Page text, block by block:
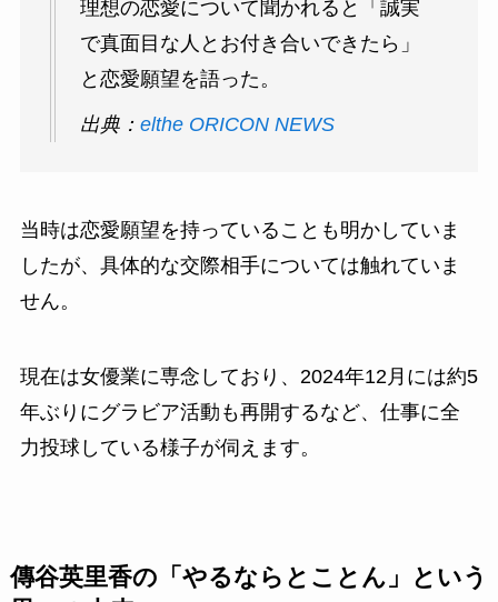
理想の恋愛について聞かれると「誠実
で真面目な人とお付き合いできたら」
と恋愛願望を語った。
出典： elthe ORICON NEWS
当時は恋愛願望を持っていることも明かしていま
したが、具体的な交際相手については触れていま
せん。
現在は女優業に専念しており、2024年12月には約5
年ぶりにグラビア活動も再開するなど、仕事に全
力投球している様子が伺えます。
傳谷英里香の「やるならとことん」という